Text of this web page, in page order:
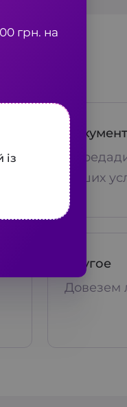
ваших
Другое
Довезем
грн. на